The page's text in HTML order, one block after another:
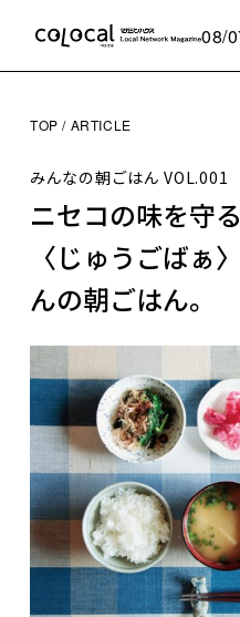
08/
TOP ARTICLE
みんなの朝ごはんVOL.001
ニセコの味を守
〈じゅうごばぁ
んの朝ごはん。